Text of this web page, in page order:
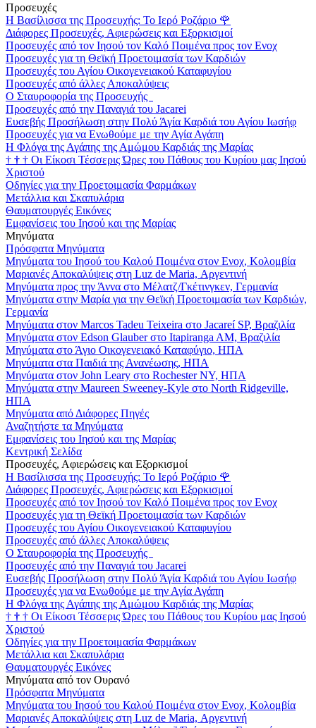
Προσευχές
Η Βασίλισσα της Προσευχής: Το Ιερό Ροζάριο 🌹
Διάφορες Προσευχές, Αφιερώσεις και Εξορκισμοί
Προσευχές από τον Ιησού τον Καλό Ποιμένα προς τον Ενοχ
Προσευχές για τη Θεϊκή Προετοιμασία των Καρδιών
Προσευχές του Αγίου Οικογενειακού Καταφυγίου
Προσευχές από άλλες Αποκαλύψεις
Ο Σταυροφορία της Προσευχής
Προσευχές από την Παναγιά του Jacarei
Ευσεβής Προσήλωση στην Πολύ Άγία Καρδιά του Αγίου Ιωσήφ
Προσευχές για να Ενωθούμε με την Αγία Αγάπη
Η Φλόγα της Αγάπης της Αμώμου Καρδιάς της Μαρίας
† † † Οι Είκοσι Τέσσερις Ώρες του Πάθους του Κυρίου μας Ιησού
Χριστού
Οδηγίες για την Προετοιμασία Φαρμάκων
Μετάλλια και Σκαπυλάρια
Θαυματουργές Εικόνες
Εμφανίσεις του Ιησού και της Μαρίας
Μηνύματα
Πρόσφατα Μηνύματα
Μηνύματα του Ιησού του Καλού Ποιμένα στον Ενοχ, Κολομβία
Μαριανές Αποκαλύψεις στη Luz de Maria, Αργεντινή
Μηνύματα προς την Άννα στο Μέλατζ/Γκέτινγκεν, Γερμανία
Μηνύματα στην Μαρία για την Θεϊκή Προετοιμασία των Καρδιών,
Γερμανία
Μηνύματα στον Marcos Tadeu Teixeira στο Jacareí SP, Βραζιλία
Μηνύματα στον Edson Glauber στο Itapiranga AM, Βραζιλία
Μηνύματα στο Άγιο Οικογενειακό Καταφύγιο, ΗΠΑ
Μηνύματα στα Παιδιά της Ανανέωσης, ΗΠΑ
Μηνύματα στον John Leary στο Rochester NY, ΗΠΑ
Μηνύματα στην Maureen Sweeney-Kyle στο North Ridgeville,
ΗΠΑ
Μηνύματα από Διάφορες Πηγές
Αναζητήστε τα Μηνύματα
Εμφανίσεις του Ιησού και της Μαρίας
Κεντρική Σελίδα
Προσευχές, Αφιερώσεις και Εξορκισμοί
Η Βασίλισσα της Προσευχής: Το Ιερό Ροζάριο 🌹
Διάφορες Προσευχές, Αφιερώσεις και Εξορκισμοί
Προσευχές από τον Ιησού τον Καλό Ποιμένα προς τον Ενοχ
Προσευχές για τη Θεϊκή Προετοιμασία των Καρδιών
Προσευχές του Αγίου Οικογενειακού Καταφυγίου
Προσευχές από άλλες Αποκαλύψεις
Ο Σταυροφορία της Προσευχής
Προσευχές από την Παναγιά του Jacarei
Ευσεβής Προσήλωση στην Πολύ Άγία Καρδιά του Αγίου Ιωσήφ
Προσευχές για να Ενωθούμε με την Αγία Αγάπη
Η Φλόγα της Αγάπης της Αμώμου Καρδιάς της Μαρίας
† † † Οι Είκοσι Τέσσερις Ώρες του Πάθους του Κυρίου μας Ιησού
Χριστού
Οδηγίες για την Προετοιμασία Φαρμάκων
Μετάλλια και Σκαπυλάρια
Θαυματουργές Εικόνες
Μηνύματα από τον Ουρανό
Πρόσφατα Μηνύματα
Μηνύματα του Ιησού του Καλού Ποιμένα στον Ενοχ, Κολομβία
Μαριανές Αποκαλύψεις στη Luz de Maria, Αργεντινή